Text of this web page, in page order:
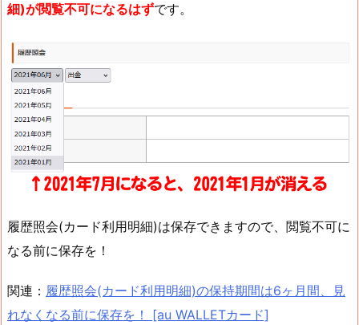
細)が閲覧不可になるはずです。
履歴照会(カード利用明細)は保存できますので、閲覧不可に
なる前に保存を！
関連： 履歴照会(カード利用明細)の保持期間は6ヶ月間、見
れなくなる前に保存を！ [au WALLETカード]